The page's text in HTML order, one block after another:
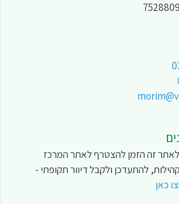
זה הזמן להצטרף לאתר המרכז
להתעדכן ולקבל דיוור תקופתי -
כאן